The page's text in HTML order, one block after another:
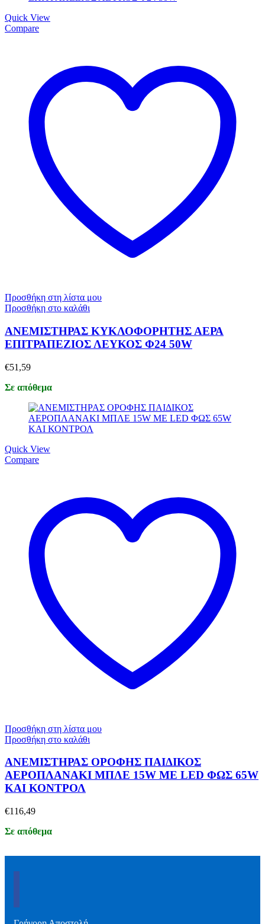
Quick View
Compare
Προσθήκη στη λίστα μου
Προσθήκη στο καλάθι
ΑΝΕΜΙΣΤΗΡΑΣ ΚΥΚΛΟΦΟΡΗΤΗΣ ΑΕΡΑ
ΕΠΙΤΡΑΠΕΖΙΟΣ ΛΕΥΚΟΣ Φ24 50W
€51,59
Σε απόθεμα
Quick View
Compare
Προσθήκη στη λίστα μου
Προσθήκη στο καλάθι
ΑΝΕΜΙΣΤΗΡΑΣ ΟΡΟΦΗΣ ΠΑΙΔΙΚΟΣ
ΑΕΡΟΠΛΑΝΑΚΙ ΜΠΛΕ 15W ΜΕ LED ΦΩΣ 65W
ΚΑΙ ΚΟΝΤΡΟΛ
€116,49
Σε απόθεμα